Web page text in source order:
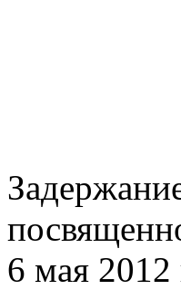
6 мая 2012